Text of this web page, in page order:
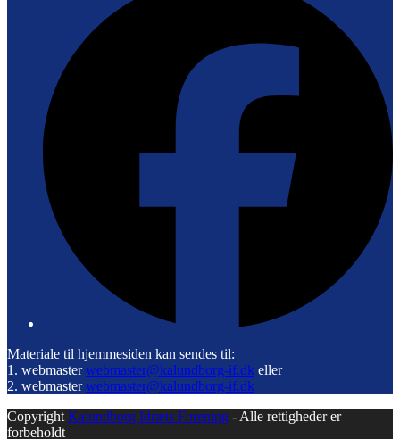
Materiale til hjemmesiden kan sendes til:
1. webmasterwebmaster@kalundborg-if.dk eller
2. webmasterwebmaster@kalundborg-if.dk
Copyright Kalundborg Idræts Forening - Alle rettigheder er
forbeholdt